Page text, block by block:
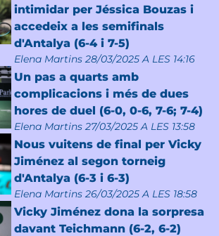
intimidar per Jéssica Bouzas i
accedeix a les semifinals
d'Antalya (6-4 i 7-5)
Elena Martins 28/03/2025 A LES 14:16
Un pas a quarts amb
complicacions i més de dues
hores de duel (6-0, 0-6, 7-6; 7-4)
Elena Martins 27/03/2025 A LES 13:58
Nous vuitens de final per Vicky
Jiménez al segon torneig
d'Antalya (6-3 i 6-3)
Elena Martins 26/03/2025 A LES 18:58
Vicky Jiménez dona la sorpresa
davant Teichmann (6-2, 6-2)